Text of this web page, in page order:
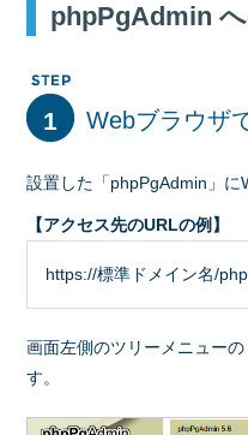
phpPgAdmin
1 Webブラウザ
設置した「phpPgAdmin」に
【アクセス先のURLの例】
https://標準ドメイン名/
画面左側のツリーメニュー
す。